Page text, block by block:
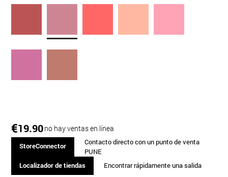
€19.90no hay ventas en línea
StoreConnector
Contacto directo con un punto de venta
PUNE
Localizador de tiendas
Encontrar rápidamente una salida